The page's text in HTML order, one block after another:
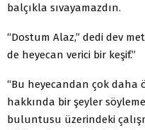
balçıkla sıvayamazdın.
“Dostum Alaz,” dedi dev
de heyecan verici bir keşif.”
“Bu heyecandan çok daha
hakkında bir şeyler
buluntusu üzerindeki